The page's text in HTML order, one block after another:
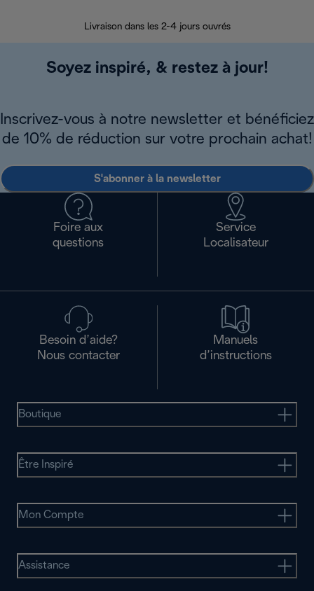
Livraison dans les 2-4 jours ouvrés
Soyez inspiré, & restez à jour!
Inscrivez-vous à notre newsletter et bénéficiez
de 10% de réduction sur votre prochain achat!
S'abonner à la newsletter
Foire aux
questions
Service
Localisateur
Besoin d’aide?
Nous contacter
Manuels
d’instructions
Boutique
Être Inspiré
Mon Compte
Assistance